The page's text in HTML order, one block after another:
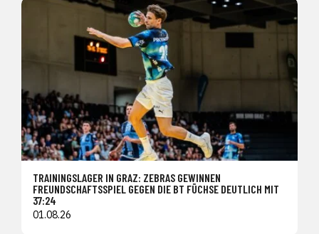
TRAININGSLAGER IN GRAZ: ZEBRAS GEWINNEN
FREUNDSCHAFTSSPIEL GEGEN DIE BT FÜCHSE DEUTLICH MIT
37:24
01.08.26